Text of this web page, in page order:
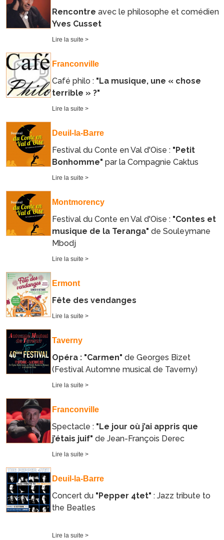
Rencontre avec le philosophe et comédien
Yves Cusset
Lire la suite >
Franconville
Café philo : "La musique, une « chose
terrible » ?"
Lire la suite >
Deuil-la-Barre
Festival du Conte en Val d'Oise : "Petit
Bonhomme" par la Compagnie Caktus
Lire la suite >
Montmorency
Festival du Conte en Val d'Oise : "Contes et
musique de la Teranga" de Souleymane
Mbodj
Lire la suite >
Ermont
Fête des vendanges
Lire la suite >
Taverny
Opéra : "Carmen" de Georges Bizet
(Festival Automne musical de Taverny)
Lire la suite >
Franconville
Spectacle : "Le jour où j’ai appris que
j’étais juif" de Jean-François Derec
Lire la suite >
Deuil-la-Barre
Concert du "Pepper 4tet" : Jazz tribute to
the Beatles
Lire la suite >